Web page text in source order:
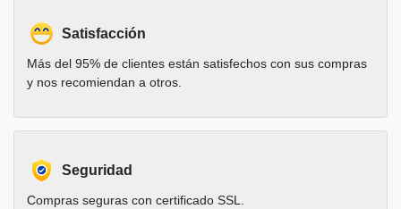
Satisfacción
Más del 95% de clientes están satisfechos con sus compras
y nos recomiendan a otros.
Seguridad
Compras seguras con certificado SSL.